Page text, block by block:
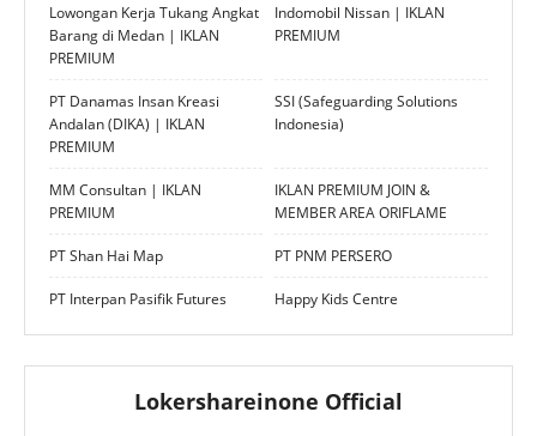
Lowongan Kerja Tukang Angkat
Barang di Medan | IKLAN
PREMIUM
Indomobil Nissan | IKLAN
PREMIUM
PT Danamas Insan Kreasi
Andalan (DIKA) | IKLAN
PREMIUM
SSI (Safeguarding Solutions
Indonesia)
MM Consultan | IKLAN
PREMIUM
IKLAN PREMIUM JOIN &
MEMBER AREA ORIFLAME
PT Shan Hai Map PT PNM PERSERO
PT Interpan Pasifik Futures Happy Kids Centre
Lokershareinone Official